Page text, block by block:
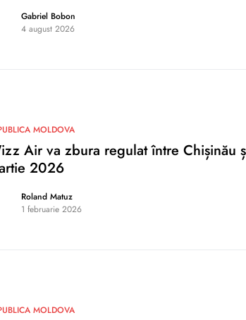
Gabriel Bobon
4 august 2026
MOLDOVA
Air va zbura regulat între Chișinău
2026
Roland Matuz
1 februarie 2026
MOLDOVA